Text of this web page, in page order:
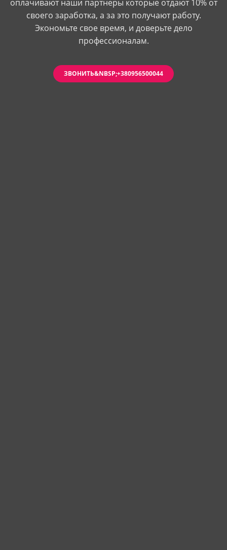
оплачивают наши партнеры которые отдают 10% от
своего заработка, а за это получают работу.
Экономьте свое время, и доверьте дело
профессионалам.
ЗВОНИТЬ&NBSP;+380956500044